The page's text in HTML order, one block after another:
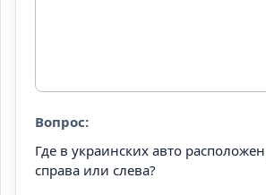
Вопрос:
Где в украинских авто
справа или слева?